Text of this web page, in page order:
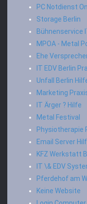
PC Notdienst
Storage Berlin
Bühnenservice
MPOA - Metal
Ehe
IT EDV Berlin
Unfall Berlin
Marketing
IT Ärger ? Hilfe
Metal Festival
Physiotherapie
Email Server
KFZ Werkstatt
IT \& EDV
Pferdehof am
Keine Website